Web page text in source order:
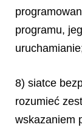
programu,
8) siatce
rozumieć
wskazaniem